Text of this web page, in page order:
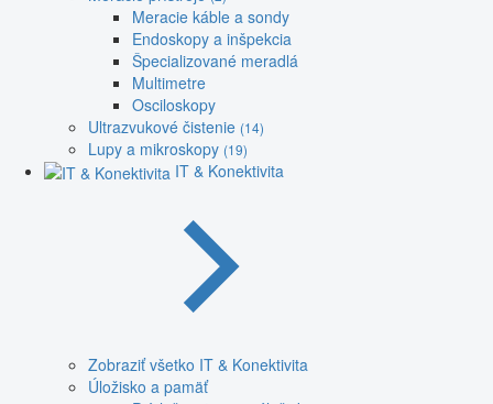
Meracie káble a sondy
Endoskopy a inšpekcia
Špecializované meradlá
Multimetre
Osciloskopy
Ultrazvukové čistenie (14)
Lupy a mikroskopy (19)
IT & Konektivita
Zobraziť všetko IT & Konektivita
Úložisko a pamäť